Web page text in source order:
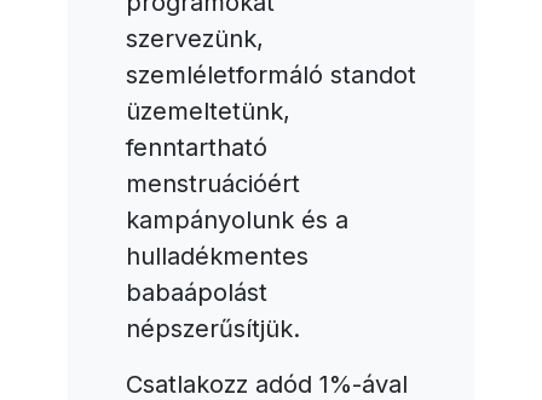
szervezünk,
szemléletformáló standot
üzemeltetünk,
fenntartható
menstruációért
kampányolunk és a
hulladékmentes
babaápolást
népszerűsítjük.
Csatlakozz adód 1%-ával